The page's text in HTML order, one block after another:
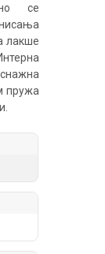
се
лакше
пружа